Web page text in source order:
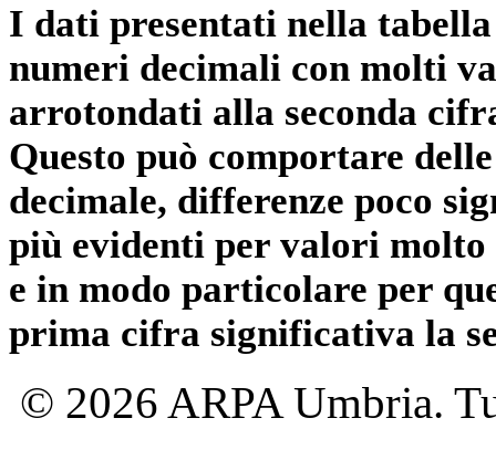
I dati presentati nella
numeri decimali con molti
arrotondati alla seconda
Questo può comportare
decimale, differenze poco
più evidenti per valori
e in modo particolare per
prima cifra significativa la
© 2026 ARPA Umbria.